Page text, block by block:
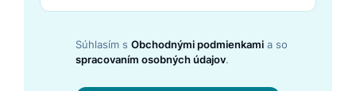
Súhlasím s Obchodnými podmienkami a so
spracovaním osobných údajov.